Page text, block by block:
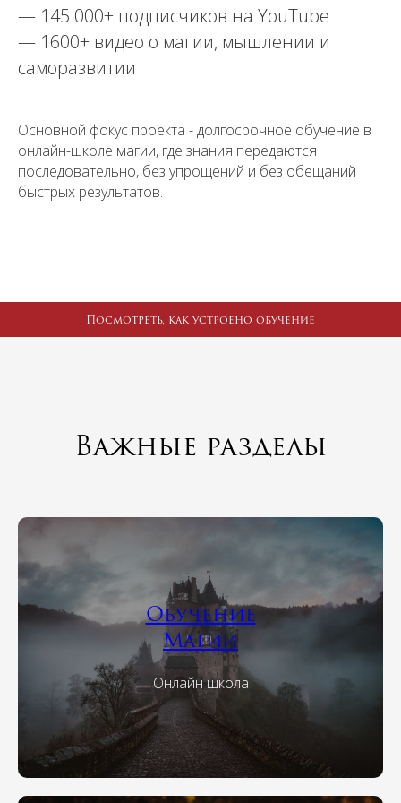
— 145 000+ подписчиков на YouTube
— 1600+ видео о магии, мышлении и
саморазвитии
Основной фокус проекта - долгосрочное обучение в
онлайн-школе магии, где знания передаются
последовательно, без упрощений и без обещаний
быстрых результатов.
Посмотреть, как устроено обучение
Важные разделы
Обучение
Магии
Онлайн школа